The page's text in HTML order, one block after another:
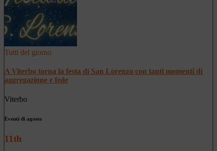
Tutti del giorno
A Viterbo torna la festa di San Lorenzo con tanti momenti di
aggregazione e fede
Viterbo
Eventi di agosto
11th